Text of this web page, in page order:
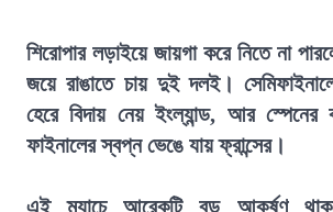
শিরোপার লড়াইয়ে জায়গা করে নিতে না
জয়ে রাঙাতে চায় দুই দলই। সেমিফাইনালে
হেরে বিদায় নেয় ইংল্যান্ড, আর স্পেনের
ফাইনালের স্বপ্ন ভেঙে যায় ফ্রান্সের।
এই ম্যাচে আরেকটি বড় আকর্ষণ